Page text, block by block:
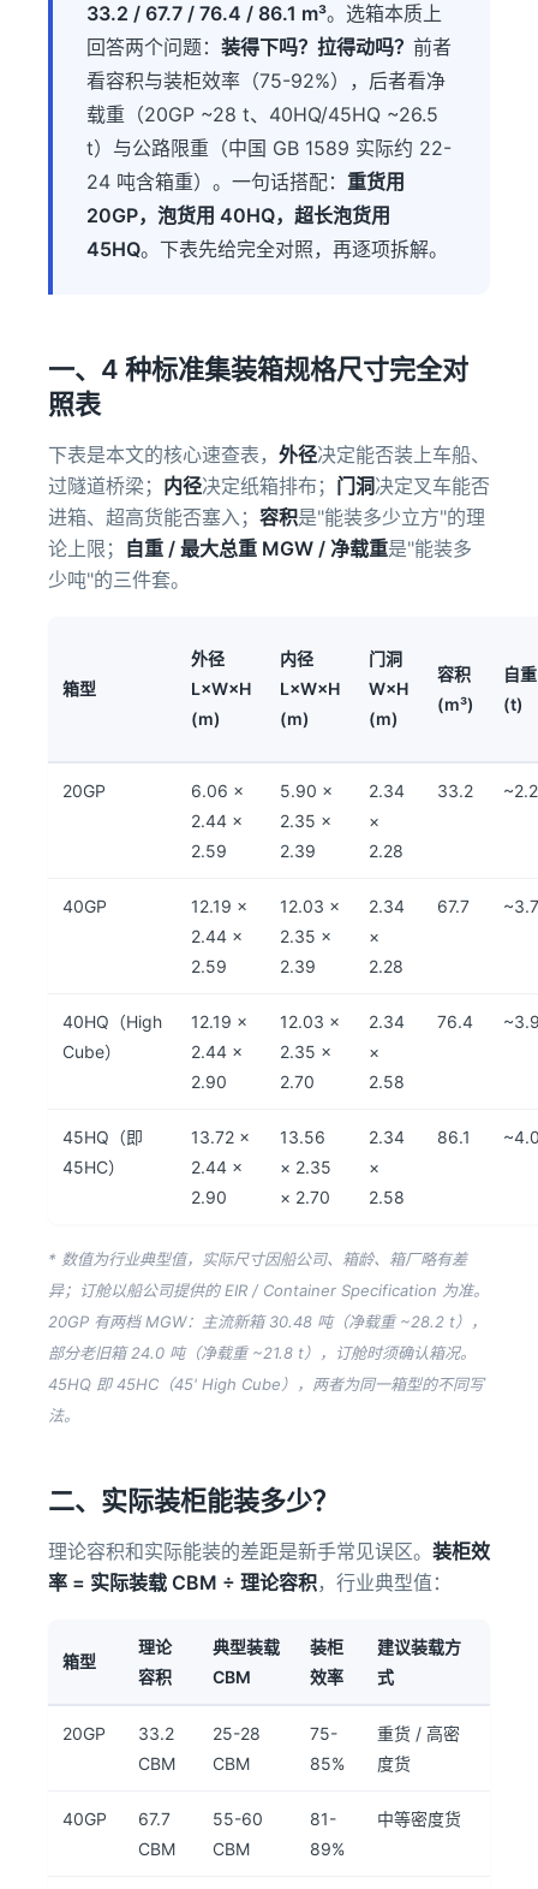
33.2 / 67.7 / 76.4 / 86.1 m³。选箱本质上
回答两个问题： 装得下吗？拉得动吗？ 前者
看容积与装柜效率（75-92%），后者看净
载重（20GP ~28 t、40HQ/45HQ ~26.5
t）与公路限重（中国 GB 1589 实际约 22-
24 吨含箱重）。一句话搭配： 重货用
20GP，泡货用 40HQ，超长泡货用
45HQ。下表先给完全对照，再逐项拆解。
一、4 种标准集装箱规格尺寸完全对
照表
下表是本文的核心速查表， 外径决定能否装上车船、
过隧道桥梁； 内径决定纸箱排布； 门洞决定叉车能否
进箱、超高货能否塞入； 容积是"能装多少立方"的理
论上限； 自重 / 最大总重 MGW / 净载重是"能装多
少吨"的三件套。
箱型
外径
L×W×H
(m)
内径
L×W×H
(m)
门洞
W×H
(m)
容积
(m³)
自重
(t)
20GP
6.06 ×
2.44 ×
2.59
5.90 ×
2.35 ×
2.39
2.34
×
2.28
33.2 ~2.2
40GP
12.19 ×
2.44 ×
2.59
12.03 ×
2.35 ×
2.39
2.34
×
2.28
67.7 ~3.7
40HQ（High
Cube）
12.19 ×
2.44 ×
2.90
12.03 ×
2.35 ×
2.70
2.34
×
2.58
76.4
45HQ（即
45HC）
13.72 ×
2.44 ×
2.90
13.56
× 2.35
× 2.70
2.34
×
2.58
86.1
* 数值为行业典型值，实际尺寸因船公司、箱龄、箱厂略有差
异；订舱以船公司提供的 EIR / Container Specification 为准。
20GP 有两档 MGW：主流新箱 30.48 吨（净载重 ~28.2 t），
部分老旧箱 24.0 吨（净载重 ~21.8 t），订舱时须确认箱况。
45HQ 即 45HC（45' High Cube），两者为同一箱型的不同写
法。
二、实际装柜能装多少？
理论容积和实际能装的差距是新手常见误区。 装柜效
率 = 实际装载 CBM ÷ 理论容积，行业典型值：
箱型
理论
容积
典型装载
CBM
装柜
效率
建议装载方
式
20GP
33.2
CBM
25-28
CBM
75-
85%
重货 / 高密
度货
40GP
67.7
CBM
55-60
CBM
81-
89%
中等密度货